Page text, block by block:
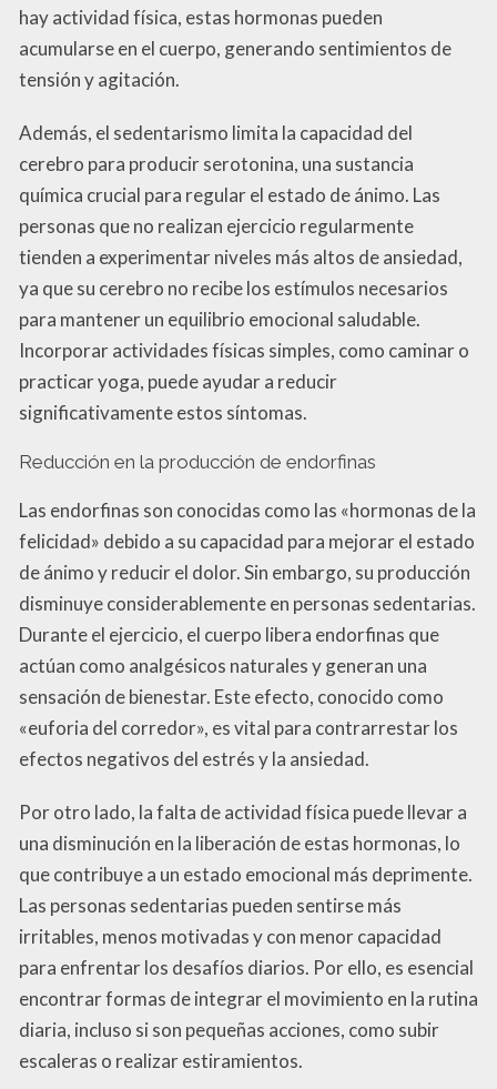
hay actividad física, estas hormonas pueden
acumularse en el cuerpo, generando sentimientos de
tensión y agitación.
Además, el sedentarismo limita la capacidad del
cerebro para producir serotonina, una sustancia
química crucial para regular el estado de ánimo. Las
personas que no realizan ejercicio regularmente
tienden a experimentar niveles más altos de ansiedad,
ya que su cerebro no recibe los estímulos necesarios
para mantener un equilibrio emocional saludable.
Incorporar actividades físicas simples, como caminar o
practicar yoga, puede ayudar a reducir
significativamente estos síntomas.
Reducción en la producción de endorfinas
Las endorfinas son conocidas como las «hormonas de la
felicidad» debido a su capacidad para mejorar el estado
de ánimo y reducir el dolor. Sin embargo, su producción
disminuye considerablemente en personas sedentarias.
Durante el ejercicio, el cuerpo libera endorfinas que
actúan como analgésicos naturales y generan una
sensación de bienestar. Este efecto, conocido como
«euforia del corredor», es vital para contrarrestar los
efectos negativos del estrés y la ansiedad.
Por otro lado, la falta de actividad física puede llevar a
una disminución en la liberación de estas hormonas, lo
que contribuye a un estado emocional más deprimente.
Las personas sedentarias pueden sentirse más
irritables, menos motivadas y con menor capacidad
para enfrentar los desafíos diarios. Por ello, es esencial
encontrar formas de integrar el movimiento en la rutina
diaria, incluso si son pequeñas acciones, como subir
escaleras o realizar estiramientos.